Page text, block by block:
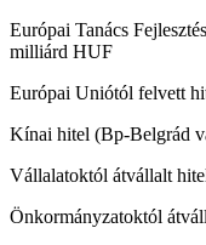
Európai Tanács
milliárd HUF
Európai Uniótól felvett
Kínai hitel (Bp-Belgrád
Vállalatoktól átvállalt
Önkormányzatoktól